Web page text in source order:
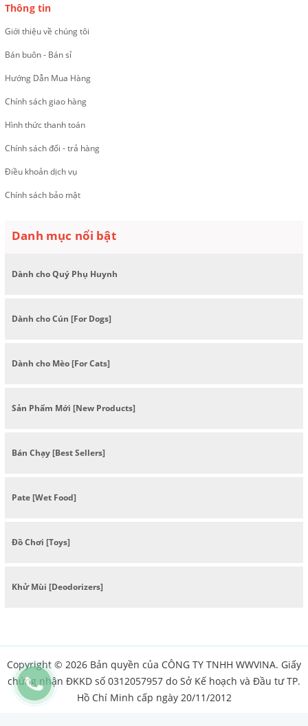
Thông tin
Giới thiệu về chúng tôi
Bán buôn - Bán sỉ
Hướng Dẫn Mua Hàng
Chính sách giao hàng
Hình thức thanh toán
Chính sách đổi - trả hàng
Điều khoản dịch vụ
Chính sách bảo mật
Danh mục nổi bật
Dành cho Quý Phụ Huynh
Dành cho Cún [For Dogs]
Dành cho Mèo [For Cats]
Sản Phẩm Mới [New Products]
Bán Chạy [Best Sellers]
Pate [Wet Food]
Đồ Chơi [Toys]
Khử Mùi [Deodorizers]
Copyright © 2026 Bản quyền của CÔNG TY TNHH WWVINA. Giấy
chứng nhận ĐKKD số 0312057957 do Sở Kế hoạch và Đầu tư TP.
Hồ Chí Minh cấp ngày 20/11/2012